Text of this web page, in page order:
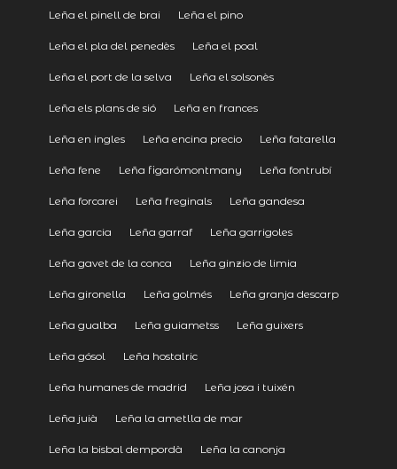
Leña el pinell de brai Leña el pino
Leña el pla del penedès Leña el poal
Leña el port de la selva Leña el solsonès
Leña els plans de sió Leña en frances
Leña en ingles Leña encina precio Leña fatarella
Leña fene Leña figarómontmany Leña fontrubí
Leña forcarei Leña freginals Leña gandesa
Leña garcia Leña garraf Leña garrigoles
Leña gavet de la conca Leña ginzio de limia
Leña gironella Leña golmés Leña granja descarp
Leña gualba Leña guiametss Leña guixers
Leña gósol Leña hostalric
Leña humanes de madrid Leña josa i tuixén
Leña juià Leña la ametlla de mar
Leña la bisbal dempordà Leña la canonja